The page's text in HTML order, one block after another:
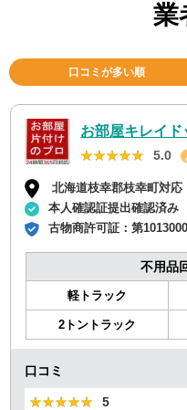
業
口コミが多い順
お部屋キレイド
★★★★★
★★★★★ 5.0
北海道枝幸郡枝幸町対応
本人確認証提出確認済み
古物商許可証：第
不用品
軽トラック
2トントラック
口コミ
★★★★★
★★★★★ 5